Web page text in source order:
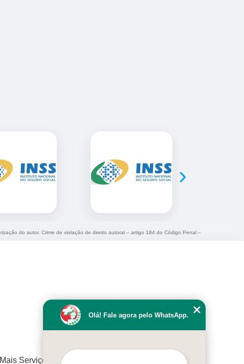
›
do autor. Crime de violação de direito autoral – artigo 184 do Código Penal –
Mais Serviços
Olá! Fale agora pelo WhatsApp.